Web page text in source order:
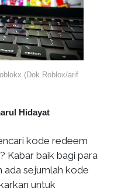
(Dok Roblox/arif
Hidayat
kode redeem
Kabar baik bagi para
ada sejumlah kode
untuk